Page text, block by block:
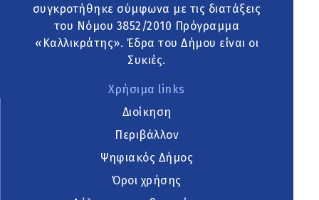
συγκροτήθηκε σύμφωνα με τις διατάξεις
του Νόμου 3852/2010 Πρόγραμμα
«Καλλικράτης». Έδρα του Δήμου είναι οι
Συκιές.
Χρήσιμα links
Διοίκηση
Περιβάλλον
Ψηφιακός Δήμος
Όροι χρήσης